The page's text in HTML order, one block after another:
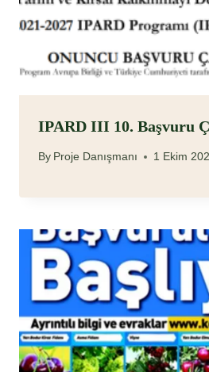
IPARD III 10. Başvuru
By Proje Danışmanı 1 Ekim